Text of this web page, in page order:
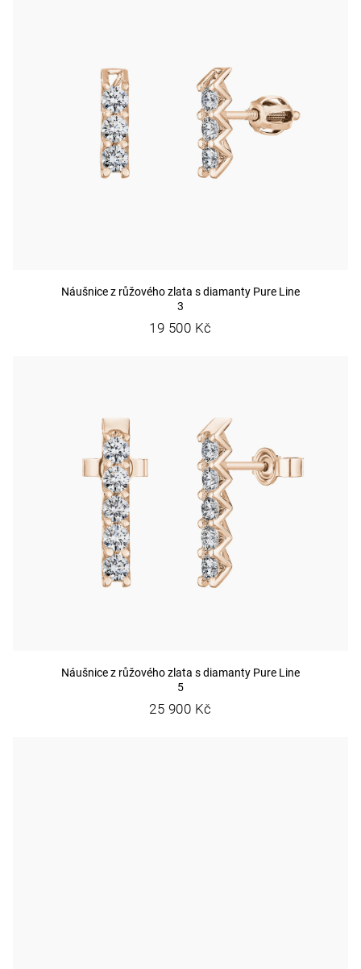
Náušnice z růžového zlata s diamanty Pure Line
3
19 500 Kč
Náušnice z růžového zlata s diamanty Pure Line
5
25 900 Kč